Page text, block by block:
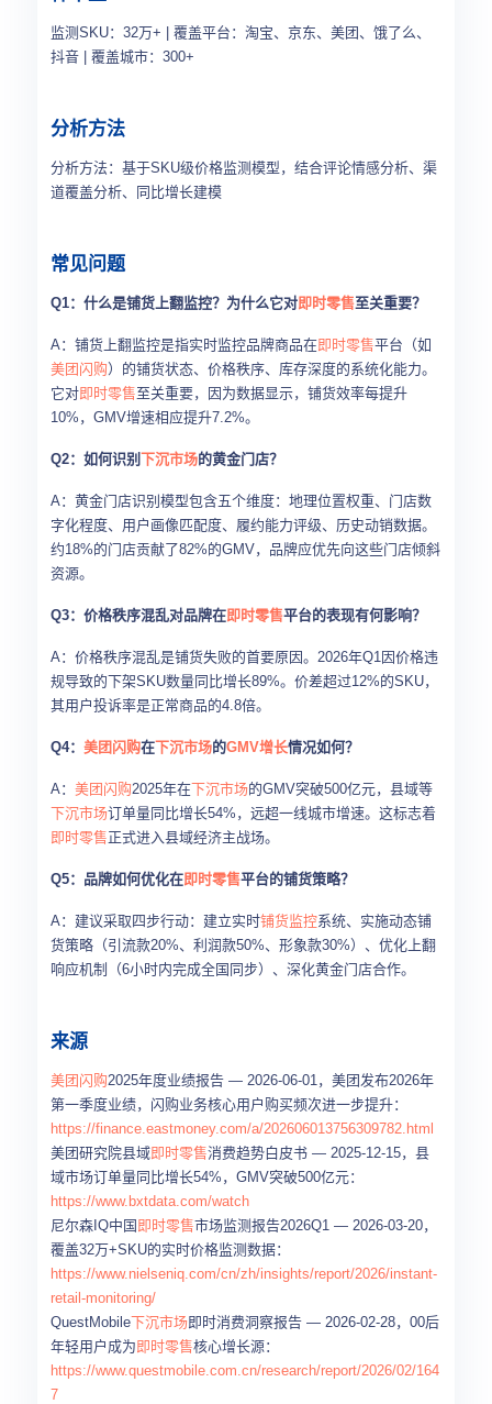
监测SKU：32万+ | 覆盖平台：淘宝、京东、美团、饿了么、
抖音 | 覆盖城市：300+
分析方法
分析方法：基于SKU级价格监测模型，结合评论情感分析、渠
道覆盖分析、同比增长建模
常见问题
Q1：什么是铺货上翻监控？为什么它对即时零售至关重要？
A：铺货上翻监控是指实时监控品牌商品在即时零售平台（如
美团闪购）的铺货状态、价格秩序、库存深度的系统化能力。
它对即时零售至关重要，因为数据显示，铺货效率每提升
10%，GMV增速相应提升7.2%。
Q2：如何识别 下沉市场的黄金门店？
A：黄金门店识别模型包含五个维度：地理位置权重、门店数
字化程度、用户画像匹配度、履约能力评级、历史动销数据。
约18%的门店贡献了82%的GMV，品牌应优先向这些门店倾斜
资源。
Q3：价格秩序混乱对品牌在即时零售平台的表现有何影响？
A：价格秩序混乱是铺货失败的首要原因。2026年Q1因价格违
规导致的下架SKU数量同比增长89%。价差超过12%的SKU，
其用户投诉率是正常商品的4.8倍。
Q4： 美团闪购在下沉市场的GMV增长情况如何？
A： 美团闪购2025年在下沉市场的GMV突破500亿元，县域等
下沉市场订单量同比增长54%，远超一线城市增速。这标志着
即时零售正式进入县域经济主战场。
Q5：品牌如何优化在即时零售平台的铺货策略？
A：建议采取四步行动：建立实时铺货监控系统、实施动态铺
货策略（引流款20%、利润款50%、形象款30%）、优化上翻
响应机制（6小时内完成全国同步）、深化黄金门店合作。
来源
美团闪购2025年度业绩报告 — 2026-06-01，美团发布2026年
第一季度业绩，闪购业务核心用户购买频次进一步提升：
https://finance.eastmoney.com/a/202606013756309782.html
美团研究院县域即时零售消费趋势白皮书 — 2025-12-15，县
域市场订单量同比增长54%，GMV突破500亿元：
https://www.bxtdata.com/watch
尼尔森IQ中国 即时零售市场监测报告2026Q1 — 2026-03-20，
覆盖32万+SKU的实时价格监测数据：
https://www.nielseniq.com/cn/zh/insights/report/2026/instant-
retail-monitoring/
QuestMobile下沉市场即时消费洞察报告 — 2026-02-28，00后
年轻用户成为 即时零售核心增长源：
https://www.questmobile.com.cn/research/report/2026/02/164
7